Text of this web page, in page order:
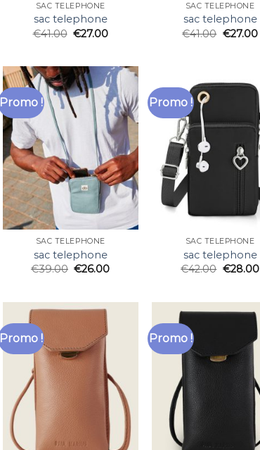
SAC TELEPHONE
sac telephone
€41.00 €27.00
SAC TELEPHONE
sac telephone
€41.00 €27.00
Promo !
SAC TELEPHONE
sac telephone
€39.00 €26.00
Promo !
SAC TELEPHONE
sac telephone
€42.00 €28.00
Promo ! Promo !